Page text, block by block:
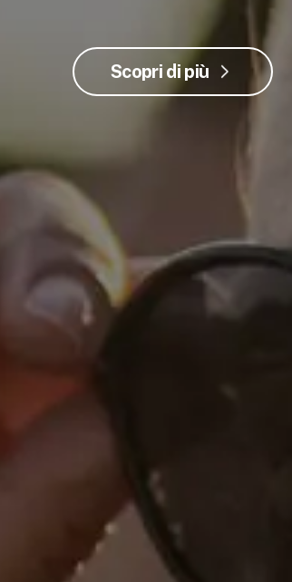
Scopri di più